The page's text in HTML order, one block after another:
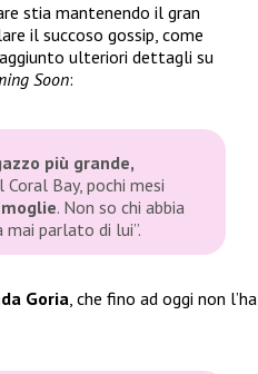
stia mantenendo il gran
il succoso gossip, come
ulteriori dettagli su
Soon:
più grande,
Bay, pochi mesi
. Non so chi abbia
mai parlato di lui”.
Goria, che fino ad oggi non l’ha